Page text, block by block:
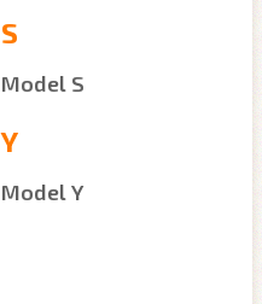
S
Model S
Y
Model Y